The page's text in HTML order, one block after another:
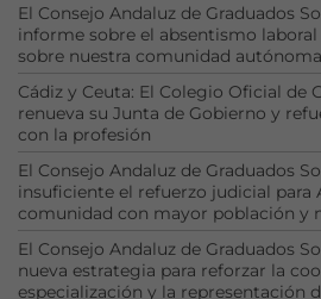
El Consejo Andaluz de Graduados
informe sobre el absentismo
sobre nuestra comunidad autónoma
Cádiz y Ceuta: El Colegio Oficial de
renueva su Junta de Gobierno y
con la profesión
El Consejo Andaluz de Graduados
insuficiente el refuerzo judicial para
comunidad con mayor población y
El Consejo Andaluz de Graduados
nueva estrategia para reforzar la
especialización y la representación